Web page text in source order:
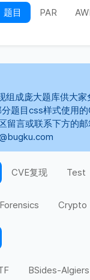
题目 PAR
组成庞大题库供大
题目css样式使用
留言或联系下方的
CVE复现 Test
Forensics Crypto
BSides-Algiers